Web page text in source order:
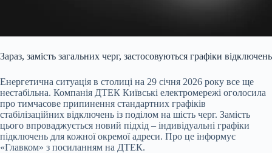
Зараз, замість загальних черг, застосовуються графіки відключень
Енергетична ситуація в столиці на 29 січня 2026 року все ще
нестабільна. Компанія ДТЕК Київські електромережі оголосила
про тимчасове припинення стандартних графіків
стабілізаційних відключень із поділом на шість черг. Замість
цього впроваджується новий підхід – індивідуальні графіки
підключень для кожної окремої адреси. Про це інформує
«Главком» з посиланням на ДТЕК.